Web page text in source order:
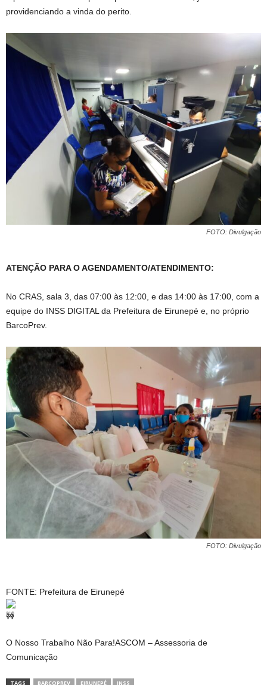
providenciando a vinda do perito.
FOTO: Divulgação
ATENÇÃO PARA O AGENDAMENTO/ATENDIMENTO:
No CRAS, sala 3, das 07:00 às 12:00, e das 14:00 às 17:00, com a
equipe do INSS DIGITAL da Prefeitura de Eirunepé e, no próprio
BarcoPrev.
FOTO: Divulgação
FONTE: Prefeitura de Eirunepé
O Nosso Trabalho Não Para!ASCOM – Assessoria de
Comunicação
TAGS BARCOPREV EIRUNEPÉ INSS